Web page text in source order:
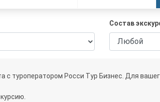
Состав
с туроператором Росси Тур Бизнес. Для